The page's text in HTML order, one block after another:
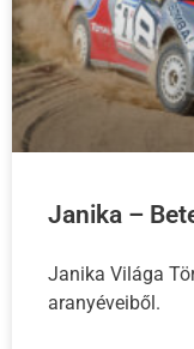
Janika –
Janika Világa
aranyéveiből.